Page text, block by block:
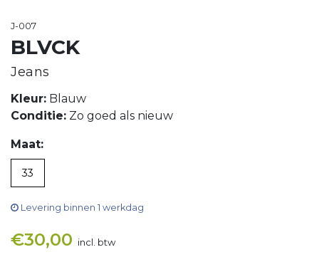
J-007
BLVCK
Jeans
Kleur: Blauw
Conditie: Zo goed als nieuw
Maat:
33
Levering binnen 1 werkdag
€30,00 incl. btw